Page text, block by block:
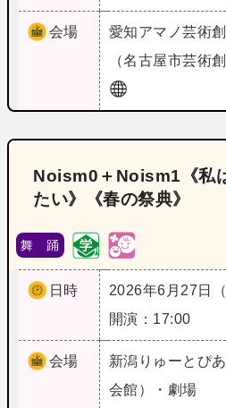
会場 愛知アマノ芸術
（名古屋市芸術
Noism0＋Noism1《私
たい》《春の祭典》
舞 踊
日時
2026年6月27日（
開演：17:00
会場 新潟 りゅーとぴ
会館）・劇場